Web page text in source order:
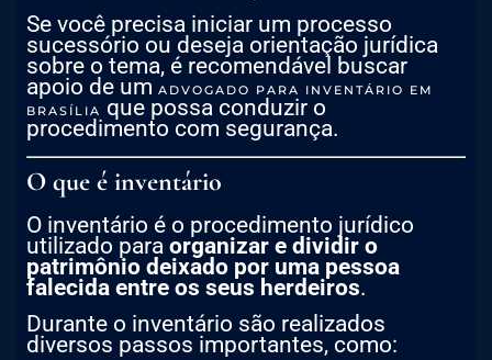
Se você precisa iniciar um processo
sucessório ou deseja orientação jurídica
sobre o tema, é recomendável buscar
apoio de um ADVOGADO PARA INVENTÁRIO EM
BRASÍLIA que possa conduzir o
procedimento com segurança.
O que é inventário
O inventário é o procedimento jurídico
utilizado para organizar e dividir o
patrimônio deixado por uma pessoa
falecida entre os seus herdeiros.
Durante o inventário são realizados
diversos passos importantes, como: